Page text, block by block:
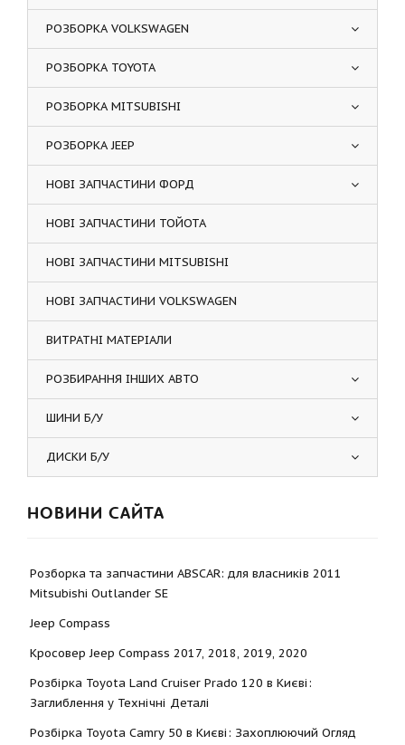
РОЗБОРКА VOLKSWAGEN
РОЗБОРКА TOYOTA
РОЗБОРКА MITSUBISHI
РОЗБОРКА JEEP
НОВІ ЗАПЧАСТИНИ ФОРД
НОВІ ЗАПЧАСТИНИ ТОЙОТА
НОВІ ЗАПЧАСТИНИ MITSUBISHI
НОВІ ЗАПЧАСТИНИ VOLKSWAGEN
ВИТРАТНІ МАТЕРІАЛИ
РОЗБИРАННЯ ІНШИХ АВТО
ШИНИ Б/У
ДИСКИ Б/У
НОВИНИ САЙТА
Розборка та запчастини ABSCAR: для власників 2011
Mitsubishi Outlander SE
Jeep Compass
Кросовер Jeep Compass 2017, 2018, 2019, 2020
Розбірка Toyota Land Cruiser Prado 120 в Києві:
Заглиблення у Технічні Деталі
Розбірка Toyota Camry 50 в Києві: Захоплюючий Огляд